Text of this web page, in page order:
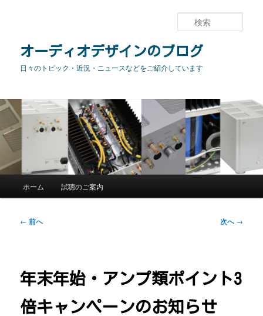
へ
動
オーディオデザインのブログ
日々のトピック・近況・ニュースなどをご紹介しています
索
ホーム 試聴のご案内
投
ゲ
ー
ョ
← 前へ 次へ→
年末年始・アンプ類ポイント3
倍キャンペーンのお知らせ